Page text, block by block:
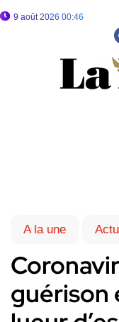
9 août 2026 00:46
A la une
guérison